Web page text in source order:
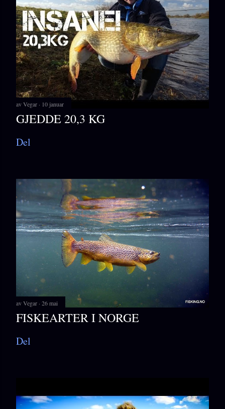
avVegar 10 januar
GJEDDE 20,3 KG
Del
avVegar 26 mai
FISKEARTER I NORGE
Del